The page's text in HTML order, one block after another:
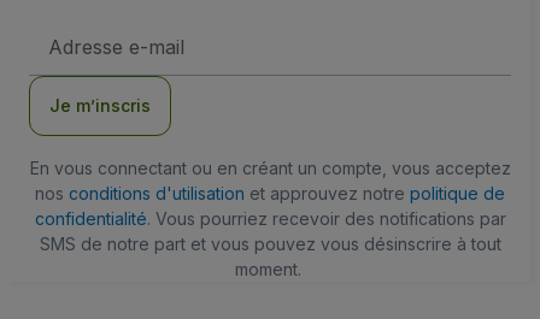
e-
Je m’inscris
En vous connectant ou en créant un compte, vous acceptez
nos conditions d'utilisation et approuvez notre politique de
confidentialité. Vous pourriez recevoir des notifications par
SMS de notre part et vous pouvez vous désinscrire à tout
moment.